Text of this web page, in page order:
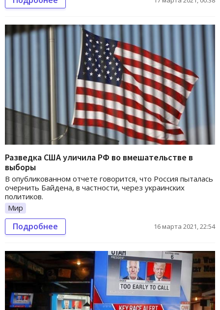
Разведка США уличила РФ во вмешательстве в
выборы
В опубликованном отчете говорится, что Россия пыталась
очернить Байдена, в частности, через украинских
политиков.
Мир
Подробнее 16 марта 2021, 22:54